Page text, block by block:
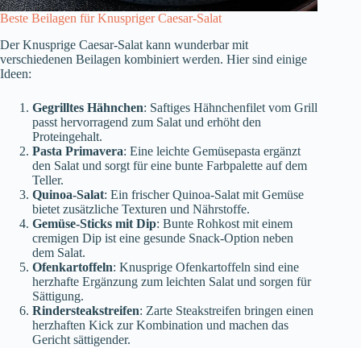
Beste Beilagen für Knuspriger Caesar-Salat
Der Knusprige Caesar-Salat kann wunderbar mit
verschiedenen Beilagen kombiniert werden. Hier sind einige
Ideen:
Gegrilltes Hähnchen: Saftiges Hähnchenfilet vom Grill
passt hervorragend zum Salat und erhöht den
Proteingehalt.
Pasta Primavera: Eine leichte Gemüsepasta ergänzt
den Salat und sorgt für eine bunte Farbpalette auf dem
Teller.
Quinoa-Salat: Ein frischer Quinoa-Salat mit Gemüse
bietet zusätzliche Texturen und Nährstoffe.
Gemüse-Sticks mit Dip: Bunte Rohkost mit einem
cremigen Dip ist eine gesunde Snack-Option neben
dem Salat.
Ofenkartoffeln: Knusprige Ofenkartoffeln sind eine
herzhafte Ergänzung zum leichten Salat und sorgen für
Sättigung.
Rindersteakstreifen: Zarte Steakstreifen bringen einen
herzhaften Kick zur Kombination und machen das
Gericht sättigender.